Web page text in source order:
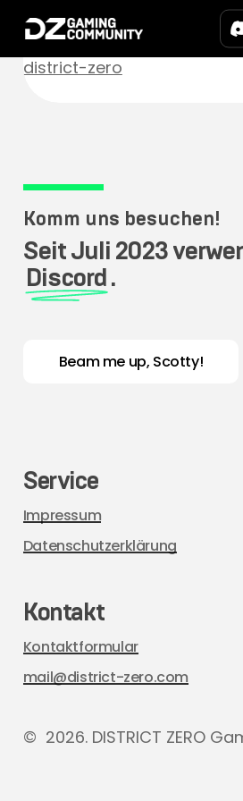
main
content
district-zero
Komm uns besuchen!
Seit Juli 2023
Discord .
Beam me up, Scotty!
Service
Impressum
Datenschutzerklärung
Kontakt
Kontaktformular
mail@district-zero.com
© 2026. DISTRICT ZERO